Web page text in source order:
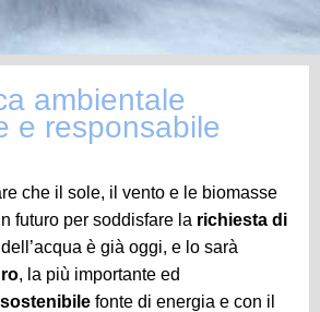
ambientale
e responsabile
che il sole, il vento e le biomasse
futuro per soddisfare la richiesta di
è già oggi, e lo sarà
, la più importante ed
sostenibile fonte di energia e con il